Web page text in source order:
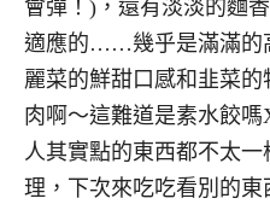
會彈！)，還有淡淡的麵
適應的……幾乎是滿滿的
麗菜的鮮甜口感和韭菜
肉啊～這難道是素水餃
人其實點的東西都不太
理，下次來吃吃看別的東